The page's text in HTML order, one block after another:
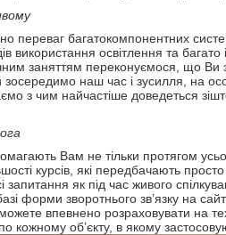
переваг багатокомпонентних
використання освітлення та
заняттям переконуємося, що Ви
зосередимо наш час і зусилля, на
з чим найчастіше доведеться
Вам не тільки протягом
курсів, які передбачають
запитання як під час живого
форми зворотнього зв’язку на
впевнено розраховувати на
кожному об’єкту, в якому